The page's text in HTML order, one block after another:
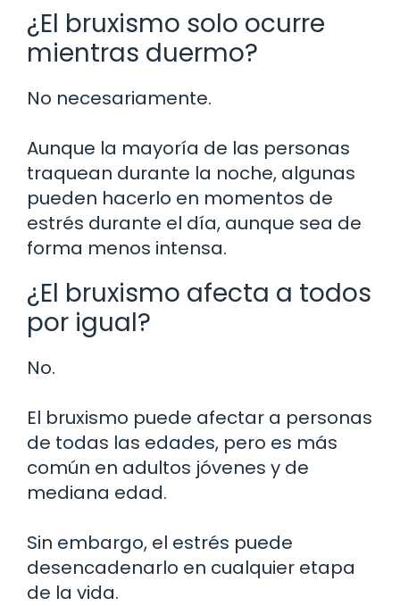
¿El bruxismo solo ocurre
mientras duermo?
No necesariamente.
Aunque la mayoría de las personas
traquean durante la noche, algunas
pueden hacerlo en momentos de
estrés durante el día, aunque sea de
forma menos intensa.
¿El bruxismo afecta a todos
por igual?
No.
El bruxismo puede afectar a personas
de todas las edades, pero es más
común en adultos jóvenes y de
mediana edad.
Sin embargo, el estrés puede
desencadenarlo en cualquier etapa
de la vida.